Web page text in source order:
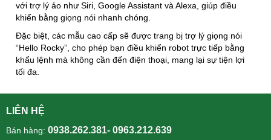
với trợ lý ảo như Siri, Google Assistant và Alexa, giúp điều
khiển bằng giọng nói nhanh chóng.
Đặc biệt, các mẫu cao cấp sẽ được trang bị trợ lý giọng nói
“Hello Rocky”, cho phép bạn điều khiển robot trực tiếp bằng
khẩu lệnh mà không cần đến điện thoại, mang lại sự tiện lợi
tối đa.
LIÊN HỆ
Bán hàng: 0938.262.381- 0963.212.639